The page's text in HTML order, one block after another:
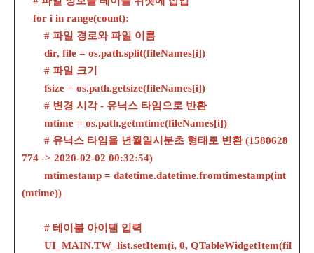
for i in range(count):
# 파일 경로와 파일 이름
dir, file = os.path.split(fileNames[i])
# 파일 크기
fsize = os.path.getsize(fileNames[i])
# 변경 시각 - 유닉스 타임으로 반환
mtime = os.path.getmtime(fileNames[i])
# 유닉스 타임을 년월일시분초 형태로 변환 (1580628
774 -> 2020-02-02 00:32:54)
mtimestamp = datetime.datetime.fromtimestamp(int
(mtime))
# 테이블 아이템 입력
UI_MAIN.TW_list.setItem(i, 0, QTableWidgetItem(fil